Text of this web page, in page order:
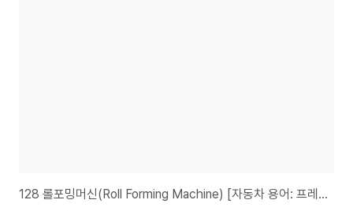
128 롤포밍머신(Roll Forming Machine) [자동차 용어: 프레스, 차체 생산기술]